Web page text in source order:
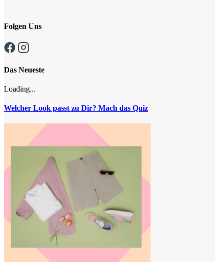
Folgen Uns
Das Neueste
Loading...
Welcher Look passt zu Dir? Mach das Quiz